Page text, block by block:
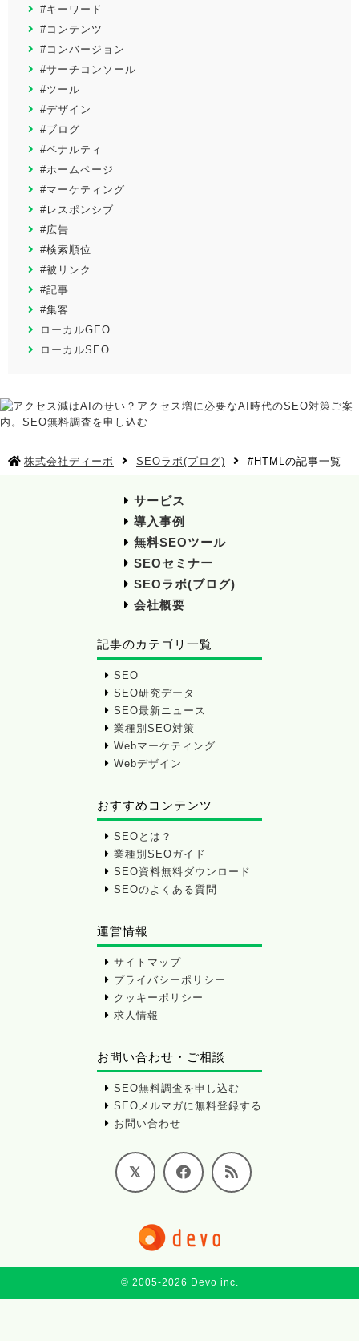
#キーワード
#コンテンツ
#コンバージョン
#サーチコンソール
#ツール
#デザイン
#ブログ
#ペナルティ
#ホームページ
#マーケティング
#レスポンシブ
#広告
#検索順位
#被リンク
#記事
#集客
ローカルGEO
ローカルSEO
株式会社ディーボ SEOラボ(ブログ) #HTMLの記事一覧
サービス
導入事例
無料SEOツール
SEOセミナー
SEOラボ(ブログ)
会社概要
記事のカテゴリ一覧
SEO
SEO研究データ
SEO最新ニュース
業種別SEO対策
Webマーケティング
Webデザイン
おすすめコンテンツ
SEOとは？
業種別SEOガイド
SEO資料無料ダウンロード
SEOのよくある質問
運営情報
サイトマップ
プライバシーポリシー
クッキーポリシー
求人情報
お問い合わせ・ご相談
SEO無料調査を申し込む
SEOメルマガに無料登録する
お問い合わせ
© 2005-2026 Devo inc.